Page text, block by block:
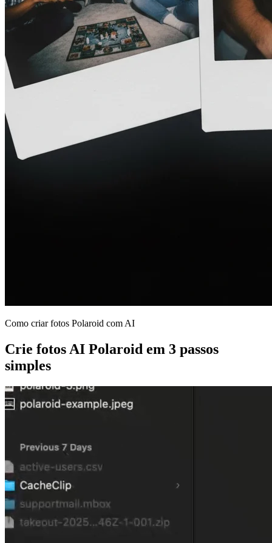
Como criar fotos Polaroid com AI
Crie fotos AI Polaroid em 3 passos
simples